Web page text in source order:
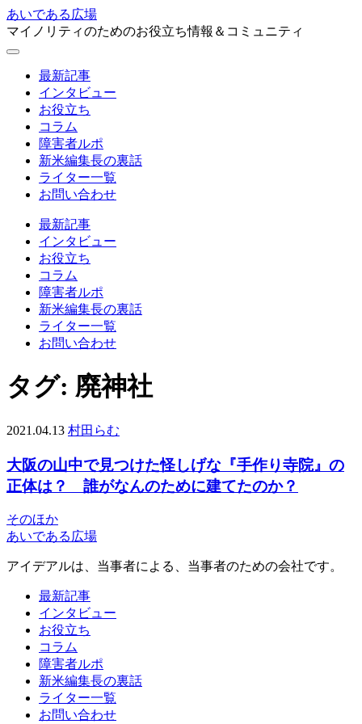
あいである広場
マイノリティのためのお役立ち情報＆コミュニティ
最新記事
インタビュー
お役立ち
コラム
障害者ルポ
新米編集長の裏話
ライター一覧
お問い合わせ
最新記事
インタビュー
お役立ち
コラム
障害者ルポ
新米編集長の裏話
ライター一覧
お問い合わせ
タグ: 廃神社
2021.04.13 村田らむ
大阪の山中で見つけた怪しげな『手作り寺院』の
正体は？ 誰がなんのために建てたのか？
そのほか
あいである広場
アイデアルは、当事者による、当事者のための会社です。
最新記事
インタビュー
お役立ち
コラム
障害者ルポ
新米編集長の裏話
ライター一覧
お問い合わせ